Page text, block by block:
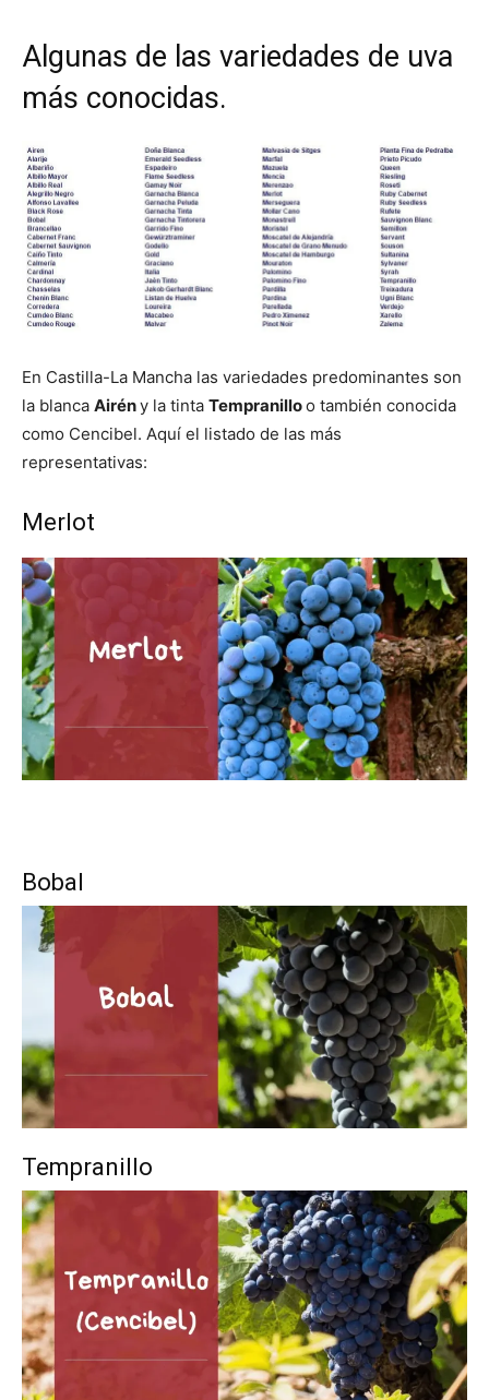
Algunas de las variedades de uva
más conocidas.
En Castilla-La Mancha las variedades predominantes son
la blanca Airény la tinta Tempranilloo también conocida
como Cencibel. Aquí el listado de las más
representativas:
Merlot
Bobal
Tempranillo